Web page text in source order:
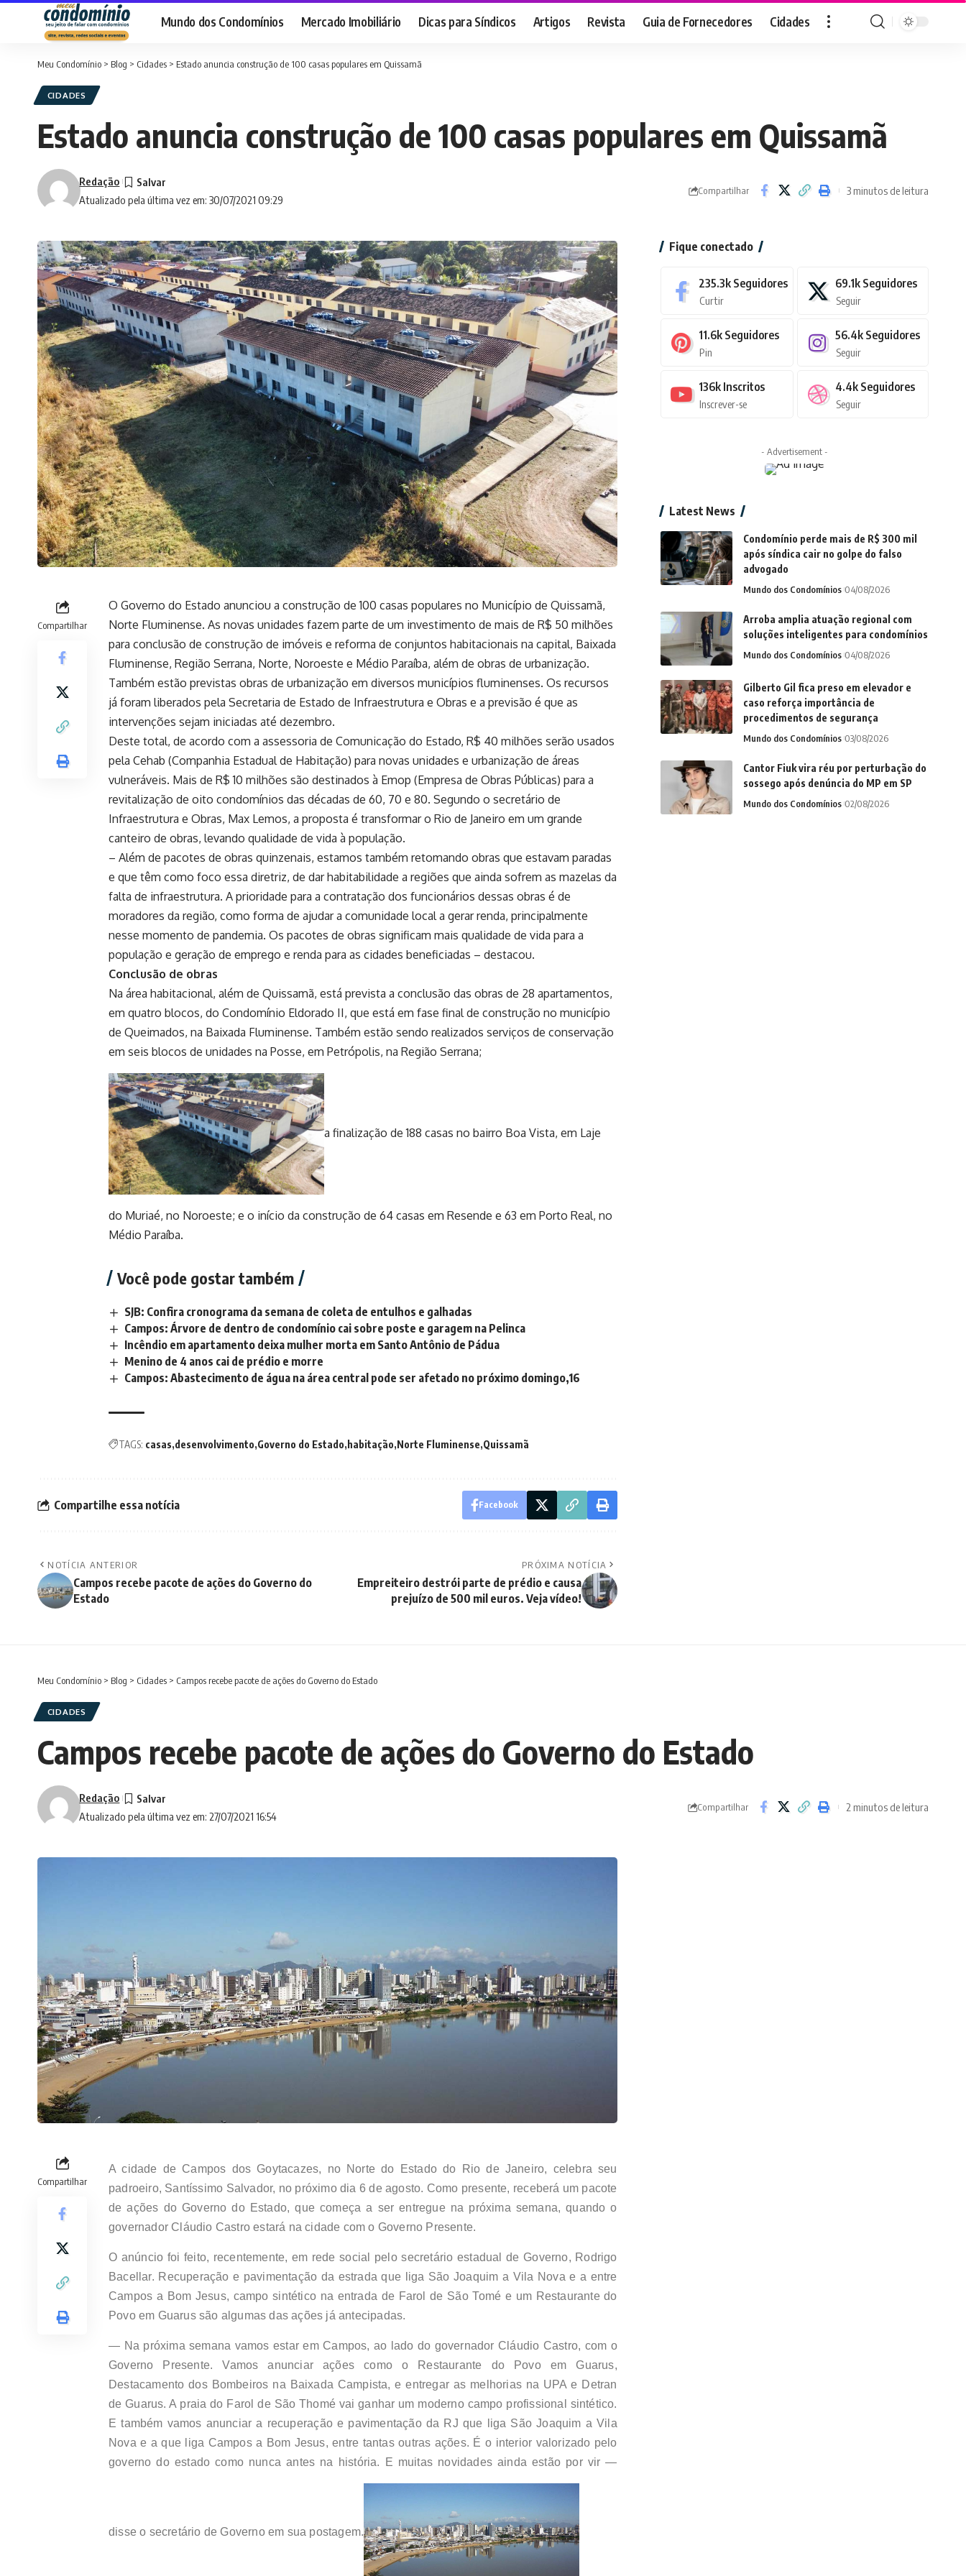
Mundo dos Condomínios Mercado Imobiliário Dicas para Síndicos Artigos Revista Guia de Fornecedores Cidades
Meu Condomínio > Blog > Cidades > Estado anuncia construção de 100 casas populares em Quissamã
CIDADES
Estado anuncia construção de 100 casas populares em Quissamã
Atualizado pela última vez em: 30/07/2021 09:29
Redação
Compartilhar 3 minutos de leitura
Compartilhar
O Governo do Estado anunciou a construção de 100 casas populares no Município de Quissamã,
Norte Fluminense. As novas unidades fazem parte de um investimento de mais de R$ 50 milhões
para conclusão de construção de imóveis e reforma de conjuntos habitacionais na capital, Baixada
Fluminense, Região Serrana, Norte, Noroeste e Médio Paraíba, além de obras de urbanização.
Também estão previstas obras de urbanização em diversos municípios fluminenses. Os recursos
já foram liberados pela Secretaria de Estado de Infraestrutura e Obras e a previsão é que as
intervenções sejam iniciadas até dezembro.
Deste total, de acordo com a assessoria de Comunicação do Estado, R$ 40 milhões serão usados
pela Cehab (Companhia Estadual de Habitação) para novas unidades e urbanização de áreas
vulneráveis. Mais de R$ 10 milhões são destinados à Emop (Empresa de Obras Públicas) para a
revitalização de oito condomínios das décadas de 60, 70 e 80. Segundo o secretário de
Infraestrutura e Obras, Max Lemos, a proposta é transformar o Rio de Janeiro em um grande
canteiro de obras, levando qualidade de vida à população.
– Além de pacotes de obras quinzenais, estamos também retomando obras que estavam paradas
e que têm como foco essa diretriz, de dar habitabilidade a regiões que ainda sofrem as mazelas da
falta de infraestrutura. A prioridade para a contratação dos funcionários dessas obras é de
moradores da região, como forma de ajudar a comunidade local a gerar renda, principalmente
nesse momento de pandemia. Os pacotes de obras significam mais qualidade de vida para a
população e geração de emprego e renda para as cidades beneficiadas – destacou.
Conclusão de obras
Na área habitacional, além de Quissamã, está prevista a conclusão das obras de 28 apartamentos,
em quatro blocos, do Condomínio Eldorado II, que está em fase final de construção no município
de Queimados, na Baixada Fluminense. Também estão sendo realizados serviços de conservação
em seis blocos de unidades na Posse, em Petrópolis, na Região Serrana;
a finalização de 188 casas no bairro Boa Vista, em Laje
do Muriaé, no Noroeste; e o início da construção de 64 casas em Resende e 63 em Porto Real, no
Médio Paraíba.
Você pode gostar também
SJB: Confira cronograma da semana de coleta de entulhos e galhadas
Campos: Árvore de dentro de condomínio cai sobre poste e garagem na Pelinca
Incêndio em apartamento deixa mulher morta em Santo Antônio de Pádua
Menino de 4 anos cai de prédio e morre
Campos: Abastecimento de água na área central pode ser afetado no próximo domingo,16
TAGS: casas desenvolvimento Governo do Estado habitação Norte Fluminense Quissamã
Compartilhe essa notícia Facebook
NOTÍCIA ANTERIOR
Campos recebe pacote de ações do Governo do
Estado
PRÓXIMA NOTÍCIA
Empreiteiro destrói parte de prédio e causa
prejuízo de 500 mil euros. Veja vídeo!
Fique conectado
235.3k Seguidores
Curtir
69.1k Seguidores
Seguir
11.6k Seguidores
Pin
56.4k Seguidores
Seguir
136k Inscritos
Inscrever-se
4.4k Seguidores
Seguir
- Advertisement -
Latest News
Condomínio perde mais de R$ 300 mil
após síndica cair no golpe do falso
advogado
Mundo dos Condomínios 04/08/2026
Arroba amplia atuação regional com
soluções inteligentes para condomínios
Mundo dos Condomínios 04/08/2026
Gilberto Gil fica preso em elevador e
caso reforça importância de
procedimentos de segurança
Mundo dos Condomínios 03/08/2026
Cantor Fiuk vira réu por perturbação do
sossego após denúncia do MP em SP
Mundo dos Condomínios 02/08/2026
Meu Condomínio > Blog > Cidades > Campos recebe pacote de ações do Governo do Estado
CIDADES
Campos recebe pacote de ações do Governo do Estado
Atualizado pela última vez em: 27/07/2021 16:54
Redação
Compartilhar 2 minutos de leitura
Compartilhar
A cidade de Campos dos Goytacazes, no Norte do Estado do Rio de Janeiro, celebra seu
padroeiro, Santíssimo Salvador, no próximo dia 6 de agosto. Como presente, receberá um pacote
de ações do Governo do Estado, que começa a ser entregue na próxima semana, quando o
governador Cláudio Castro estará na cidade com o Governo Presente.
O anúncio foi feito, recentemente, em rede social pelo secretário estadual de Governo, Rodrigo
Bacellar. Recuperação e pavimentação da estrada que liga São Joaquim a Vila Nova e a entre
Campos a Bom Jesus, campo sintético na entrada de Farol de São Tomé e um Restaurante do
Povo em Guarus são algumas das ações já antecipadas.
— Na próxima semana vamos estar em Campos, ao lado do governador Cláudio Castro, com o
Governo Presente. Vamos anunciar ações como o Restaurante do Povo em Guarus,
Destacamento dos Bombeiros na Baixada Campista, e entregar as melhorias na UPA e Detran
de Guarus. A praia do Farol de São Thomé vai ganhar um moderno campo profissional sintético.
E também vamos anunciar a recuperação e pavimentação da RJ que liga São Joaquim a Vila
Nova e a que liga Campos a Bom Jesus, entre tantas outras ações. É o interior valorizado pelo
governo do estado como nunca antes na história. E muitas novidades ainda estão por vir —
disse o secretário de Governo em sua postagem.